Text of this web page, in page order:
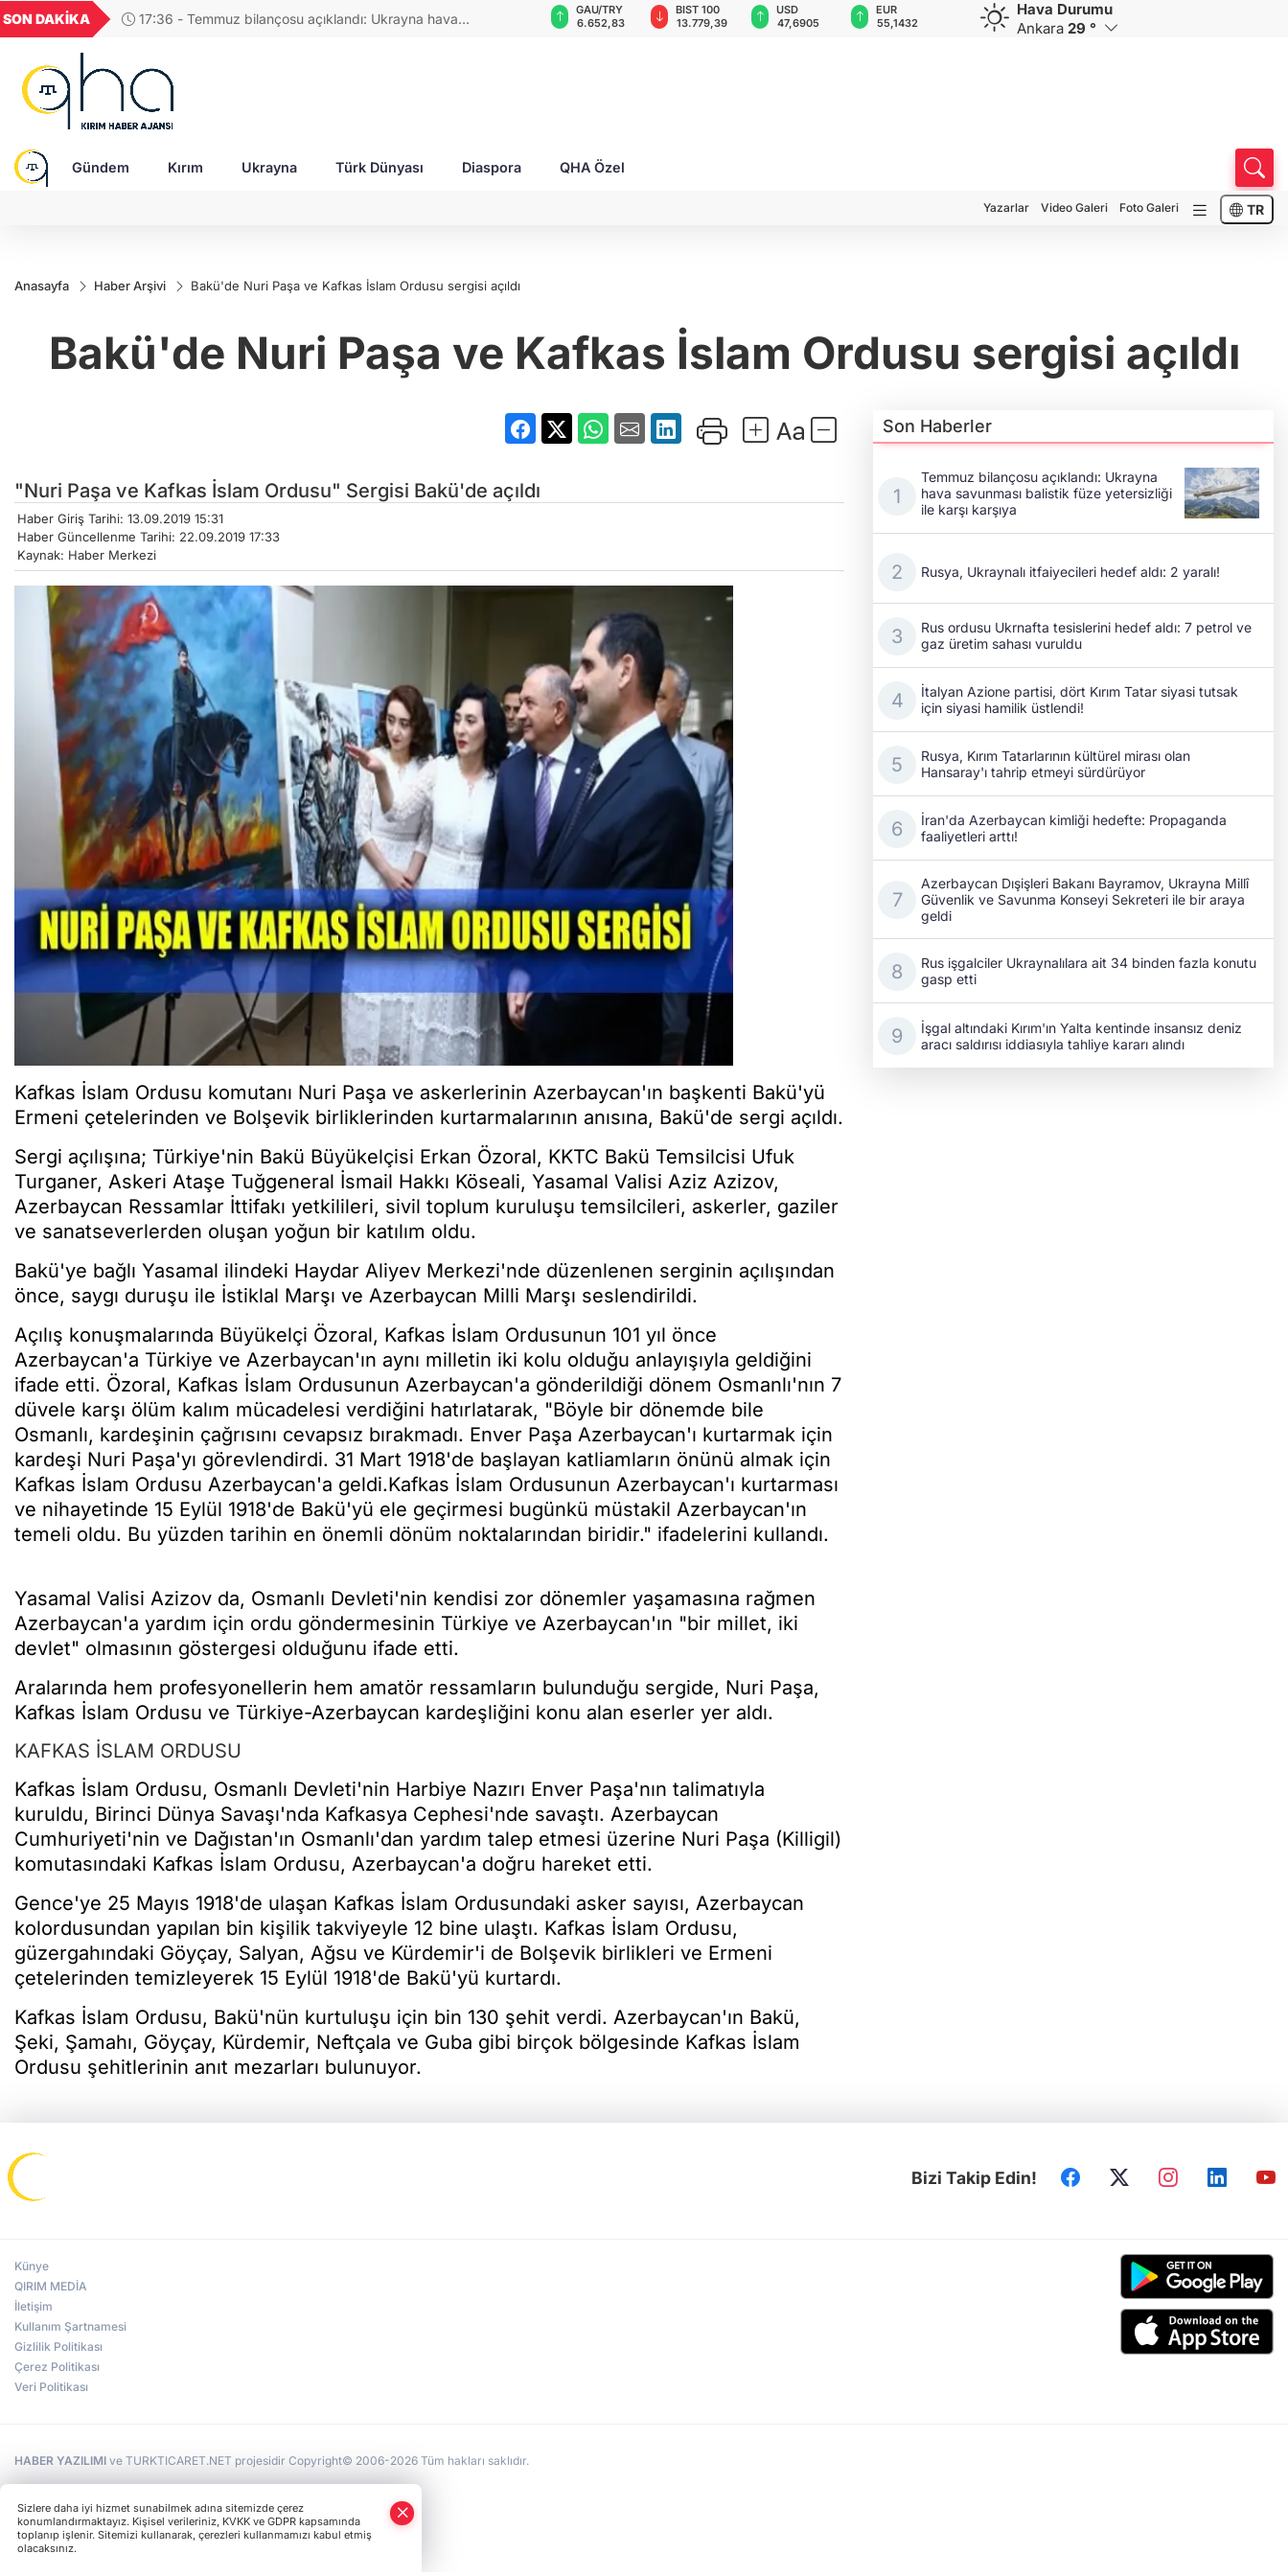
SON DAKİKA
17:36 - Temmuz bilançosu açıklandı: Ukrayna hava
UYU
1,1852
18,2722
16,3829
27,9743
GAU/TRY
6.652,83
BIST 100
13.779,39
USD
47,6905
EUR
55,1432
GBP
64,3642
CHF
58,9996
Hava Durumu
Ankara 29 °
Gündem Kırım Ukrayna Türk Dünyası Diaspora QHA Özel
Yazarlar Video Galeri Foto Galeri TR
Anasayfa Haber Arşivi Bakü'de Nuri Paşa ve Kafkas İslam Ordusu sergisi açıldı
Bakü'de Nuri Paşa ve Kafkas İslam Ordusu sergisi açıldı
"Nuri Paşa ve Kafkas İslam Ordusu" Sergisi Bakü'de açıldı
Haber Giriş Tarihi: 13.09.2019 15:31
Haber Güncellenme Tarihi: 22.09.2019 17:33
Kaynak: Haber Merkezi
Kafkas İslam Ordusu komutanı Nuri Paşa ve askerlerinin Azerbaycan'ın başkenti Bakü'yü
Ermeni çetelerinden ve Bolşevik birliklerinden kurtarmalarının anısına, Bakü'de sergi açıldı.
Sergi açılışına; Türkiye'nin Bakü Büyükelçisi Erkan Özoral, KKTC Bakü Temsilcisi Ufuk
Turganer, Askeri Ataşe Tuğgeneral İsmail Hakkı Köseali, Yasamal Valisi Aziz Azizov,
Azerbaycan Ressamlar İttifakı yetkilileri, sivil toplum kuruluşu temsilcileri, askerler, gaziler
ve sanatseverlerden oluşan yoğun bir katılım oldu.
Bakü'ye bağlı Yasamal ilindeki Haydar Aliyev Merkezi'nde düzenlenen serginin açılışından
önce, saygı duruşu ile İstiklal Marşı ve Azerbaycan Milli Marşı seslendirildi.
Açılış konuşmalarında Büyükelçi Özoral, Kafkas İslam Ordusunun 101 yıl önce
Azerbaycan'a Türkiye ve Azerbaycan'ın aynı milletin iki kolu olduğu anlayışıyla geldiğini
ifade etti. Özoral, Kafkas İslam Ordusunun Azerbaycan'a gönderildiği dönem Osmanlı'nın 7
düvele karşı ölüm kalım mücadelesi verdiğini hatırlatarak, "Böyle bir dönemde bile
Osmanlı, kardeşinin çağrısını cevapsız bırakmadı. Enver Paşa Azerbaycan'ı kurtarmak için
kardeşi Nuri Paşa'yı görevlendirdi. 31 Mart 1918'de başlayan katliamların önünü almak için
Kafkas İslam Ordusu Azerbaycan'a geldi.Kafkas İslam Ordusunun Azerbaycan'ı kurtarması
ve nihayetinde 15 Eylül 1918'de Bakü'yü ele geçirmesi bugünkü müstakil Azerbaycan'ın
temeli oldu. Bu yüzden tarihin en önemli dönüm noktalarından biridir." ifadelerini kullandı.
Yasamal Valisi Azizov da, Osmanlı Devleti'nin kendisi zor dönemler yaşamasına rağmen
Azerbaycan'a yardım için ordu göndermesinin Türkiye ve Azerbaycan'ın "bir millet, iki
devlet" olmasının göstergesi olduğunu ifade etti.
Aralarında hem profesyonellerin hem amatör ressamların bulunduğu sergide, Nuri Paşa,
Kafkas İslam Ordusu ve Türkiye-Azerbaycan kardeşliğini konu alan eserler yer aldı.
KAFKAS İSLAM ORDUSU
Kafkas İslam Ordusu, Osmanlı Devleti'nin Harbiye Nazırı Enver Paşa'nın talimatıyla
kuruldu, Birinci Dünya Savaşı'nda Kafkasya Cephesi'nde savaştı. Azerbaycan
Cumhuriyeti'nin ve Dağıstan'ın Osmanlı'dan yardım talep etmesi üzerine Nuri Paşa (Killigil)
komutasındaki Kafkas İslam Ordusu, Azerbaycan'a doğru hareket etti.
Gence'ye 25 Mayıs 1918'de ulaşan Kafkas İslam Ordusundaki asker sayısı, Azerbaycan
kolordusundan yapılan bin kişilik takviyeyle 12 bine ulaştı. Kafkas İslam Ordusu,
güzergahındaki Göyçay, Salyan, Ağsu ve Kürdemir'i de Bolşevik birlikleri ve Ermeni
çetelerinden temizleyerek 15 Eylül 1918'de Bakü'yü kurtardı.
Kafkas İslam Ordusu, Bakü'nün kurtuluşu için bin 130 şehit verdi. Azerbaycan'ın Bakü,
Şeki, Şamahı, Göyçay, Kürdemir, Neftçala ve Guba gibi birçok bölgesinde Kafkas İslam
Ordusu şehitlerinin anıt mezarları bulunuyor.
Son Haberler
Temmuz bilançosu açıklandı: Ukrayna
hava savunması balistik füze yetersizliği
ile karşı karşıya
Rusya, Ukraynalı itfaiyecileri hedef aldı: 2 yaralı!
Rus ordusu Ukrnafta tesislerini hedef aldı: 7 petrol ve
gaz üretim sahası vuruldu
İtalyan Azione partisi, dört Kırım Tatar siyasi tutsak
için siyasi hamilik üstlendi!
Rusya, Kırım Tatarlarının kültürel mirası olan
Hansaray'ı tahrip etmeyi sürdürüyor
İran'da Azerbaycan kimliği hedefte: Propaganda
faaliyetleri arttı!
Azerbaycan Dışişleri Bakanı Bayramov, Ukrayna Millî
Güvenlik ve Savunma Konseyi Sekreteri ile bir araya
geldi
Rus işgalciler Ukraynalılara ait 34 binden fazla konutu
gasp etti
İşgal altındaki Kırım'ın Yalta kentinde insansız deniz
aracı saldırısı iddiasıyla tahliye kararı alındı
Bizi Takip Edin!
Künye
QIRIM MEDİA
İletişim
Kullanım Şartnamesi
Gizlilik Politikası
Çerez Politikası
Veri Politikası
HABER YAZILIMI ve TURKTICARET.NET projesidir Copyright© 2006-2026 Tüm hakları saklıdır.
Sizlere daha iyi hizmet sunabilmek adına sitemizde çerez
konumlandırmaktayız. Kişisel verileriniz, KVKK ve GDPR kapsamında
toplanıp işlenir. Sitemizi kullanarak, çerezleri kullanmamızı kabul etmiş
olacaksınız.